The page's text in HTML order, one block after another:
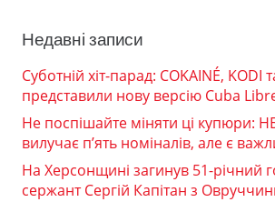
Недавні записи
Суботній хіт-парад: COKAINÉ, KODI
представили нову версію Cuba
Не поспішайте міняти ці купюри:
вилучає п’ять номіналів, але є
На Херсонщині загинув 51-річний
сержант Сергій Капітан з